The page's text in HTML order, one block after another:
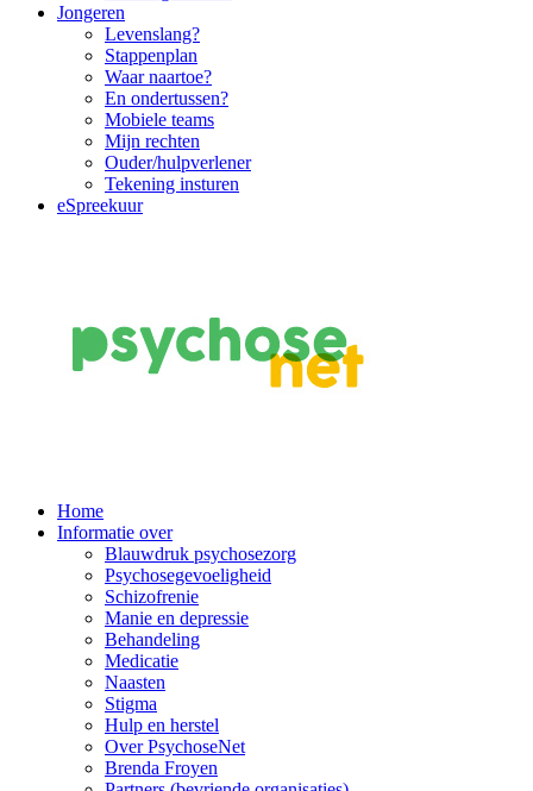
Jongeren
Levenslang?
Stappenplan
Waar naartoe?
En ondertussen?
Mobiele teams
Mijn rechten
Ouder/hulpverlener
Tekening insturen
eSpreekuur
Main
Navigation
Home
Informatie over
Blauwdruk psychosezorg
Psychosegevoeligheid
Schizofrenie
Manie en depressie
Behandeling
Medicatie
Naasten
Stigma
Hulp en herstel
Over PsychoseNet
Brenda Froyen